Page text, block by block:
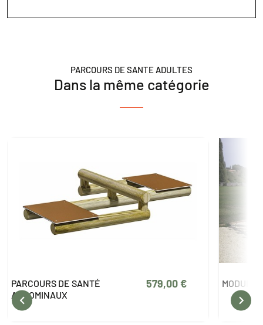
PARCOURS DE SANTE ADULTES
Dans la même catégorie
PARCOURS DE SANTÉ
ABDOMINAUX
579,00 € MODULE
 